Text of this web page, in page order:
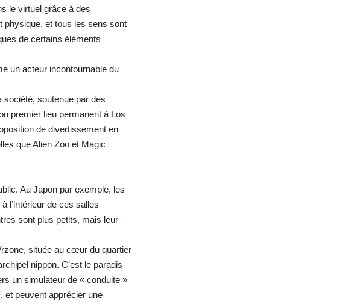
le virtuel grâce à des
physique, et tous les sens sont
de certains éléments
un acteur incontournable du
soutenue par des
premier lieu permanent à Los
de divertissement en
que Alien Zoo et Magic
Au Japon par exemple, les
l’intérieur de ces salles
sont plus petits, mais leur
située au cœur du quartier
nippon. C’est le paradis
un simulateur de « conduite »
et peuvent apprécier une